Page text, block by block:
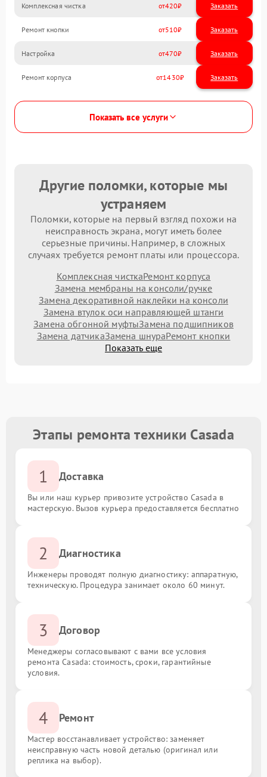
Комплексная чистка 420
Ремонт кнопки 510
Настройка 470
Ремонт корпуса 1430
Показать все услуги
Другие поломки, которые мы
устраняем
Поломки, которые на первый взгляд похожи на
неисправность экрана, могут иметь более
серьезные причины. Например, в сложных
случаях требуется ремонт платы или процессора.
Комплексная чисткаРемонт корпуса
Замена мембраны на консоли/ручке
Замена декоративной наклейки на консоли
Замена втулок оси направляющей штанги
Замена обгонной муфтыЗамена подшипников
Замена датчикаЗамена шнураРемонт кнопки
Показать еще
Этапы ремонта техники Casada
1 Доставка
Вы или наш курьер привозите устройство Casada в
мастерскую. Вызов курьера предоставляется бесплатно
2 Диагностика
Инженеры проводят полную диагностику: аппаратную,
техническую. Процедура занимает около 60 минут.
3 Договор
Менеджеры согласовывают с вами все условия
ремонта Casada: стоимость, сроки, гарантийные
условия.
4 Ремонт
Мастер восстанавливает устройство: заменяет
неисправную часть новой деталью (оригинал или
реплика на выбор).